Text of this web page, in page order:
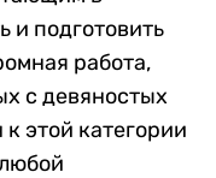
и подготовить
работа,
с девяностых
этой категории